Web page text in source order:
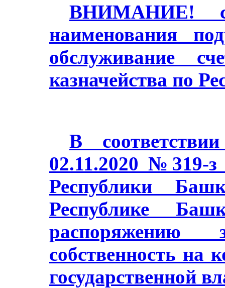
ВНИМАНИЕ! с
наименования
обслуживание
казначейства по
В
02.11.2020 №319-
Республики
Республике
распоряжению
собственность на
государственной